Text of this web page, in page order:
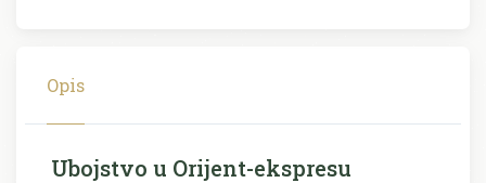
Opis
Ubojstvo u Orijent-ekspresu